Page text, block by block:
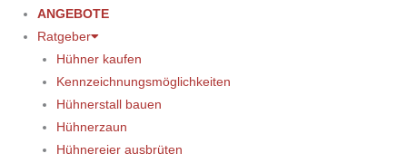
ANGEBOTE
Ratgeber
Hühner kaufen
Kennzeichnungsmöglichkeiten
Hühnerstall bauen
Hühnerzaun
Hühnereier ausbrüten